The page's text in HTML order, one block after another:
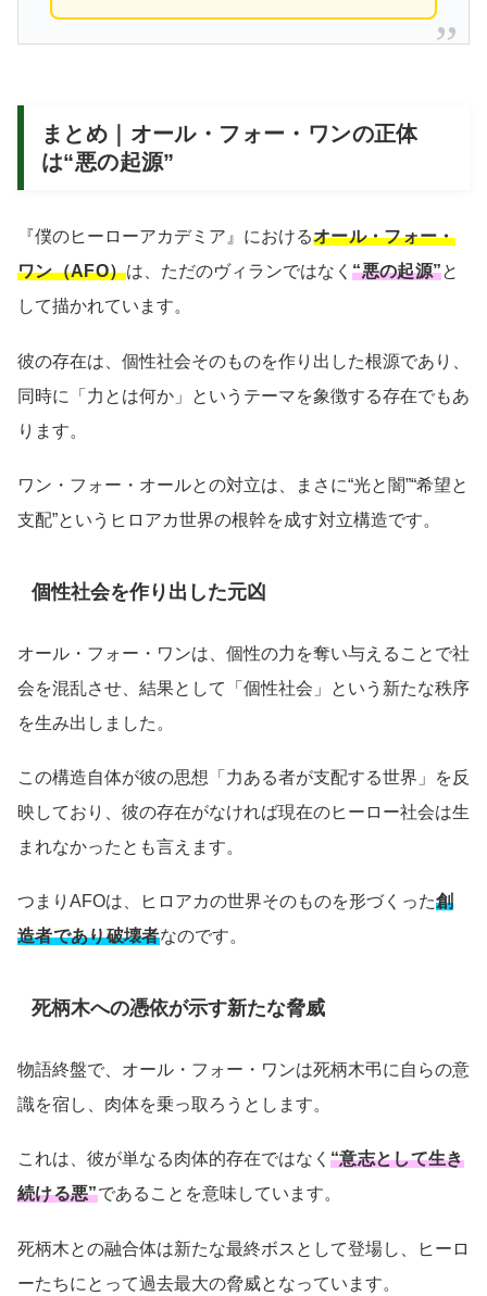
まとめ｜オール・フォー・ワンの正体
は“悪の起源”
『僕のヒーローアカデミア』におけるオール・フォー・
ワン（AFO）は、ただのヴィランではなく“悪の起源”と
して描かれています。
彼の存在は、個性社会そのものを作り出した根源であり、
同時に「力とは何か」というテーマを象徴する存在でもあ
ります。
ワン・フォー・オールとの対立は、まさに“光と闇”“希望と
支配”というヒロアカ世界の根幹を成す対立構造です。
個性社会を作り出した元凶
オール・フォー・ワンは、個性の力を奪い与えることで社
会を混乱させ、結果として「個性社会」という新たな秩序
を生み出しました。
この構造自体が彼の思想「力ある者が支配する世界」を反
映しており、彼の存在がなければ現在のヒーロー社会は生
まれなかったとも言えます。
つまりAFOは、ヒロアカの世界そのものを形づくった創
造者であり破壊者なのです。
死柄木への憑依が示す新たな脅威
物語終盤で、オール・フォー・ワンは死柄木弔に自らの意
識を宿し、肉体を乗っ取ろうとします。
これは、彼が単なる肉体的存在ではなく “意志として生き
続ける悪”であることを意味しています。
死柄木との融合体は新たな最終ボスとして登場し、ヒーロ
ーたちにとって過去最大の脅威となっています。